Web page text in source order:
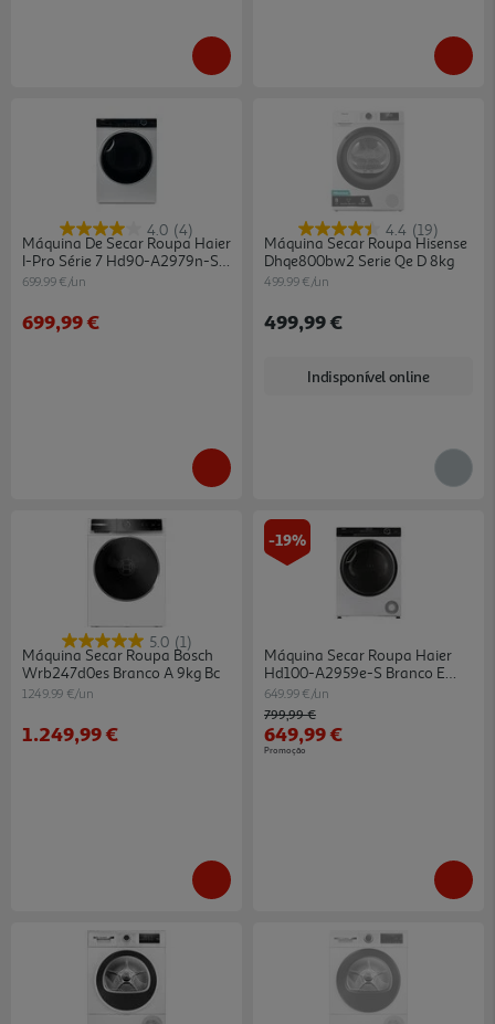
4.0 (4)
Máquina De Secar Roupa Haier
I-Pro Série 7 Hd90-A2979n-S
9kg Bomba De Calor Branca
699.99 €/un
699,99 €
4.4 (19)
Máquina Secar Roupa Hisense
Dhqe800bw2 Serie Qe D 8kg
499.99 €/un
499,99 €
Indisponível online
5.0 (1)
Máquina Secar Roupa Bosch
Wrb247d0es Branco A 9kg Bc
1249.99 €/un
1.249,99 €
-19%
Máquina Secar Roupa Haier
Hd100-A2959e-S Branco E
10kg
649.99 €/un
Price reduced from
799,99 €to
649,99 €
Promoção